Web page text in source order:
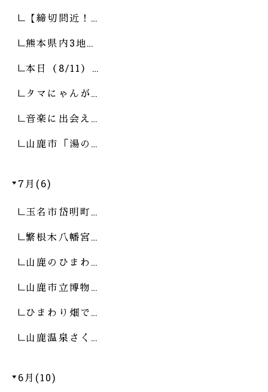
【締切間近！…
熊本県内3地…
本日（8/11）…
タマにゃんが…
音楽に出会え…
山鹿市「湯の…
7月(6)
玉名市岱明町…
繁根木八幡宮…
山鹿のひまわ…
山鹿市立博物…
ひまわり畑で…
山鹿温泉さく…
6月(10)